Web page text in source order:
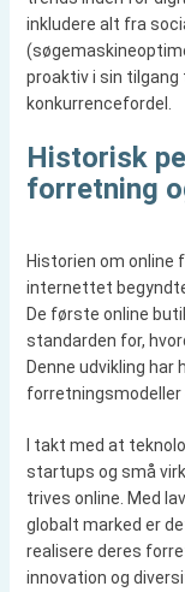
inkludere alt fra
proaktiv i sin tilgang
konkurrencefordel.
Historisk
forretning
Historien om online
internettet
De første online
standarden for,
Denne udvikling
I takt med at
startups og små
trives online. Med
globalt marked er
realisere deres
innovation og